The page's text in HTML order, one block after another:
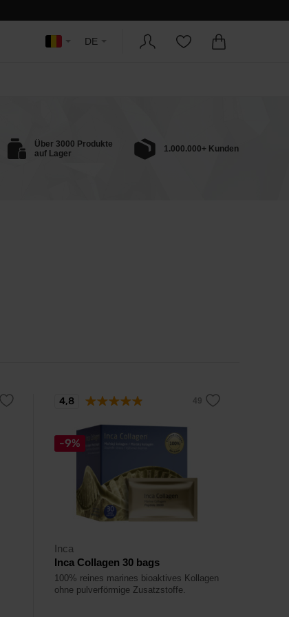
DE
Über 3000 Produkte
auf Lager
1.000.000+ Kunden
-9%
Inca
Inca Collagen 30 bags
100% reines marines bioaktives Kollagen
ohne pulverförmige Zusatzstoffe.
4,8